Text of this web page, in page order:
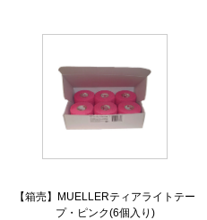
【箱売】MUELLERティアライトテー
プ・ピンク(6個入り)